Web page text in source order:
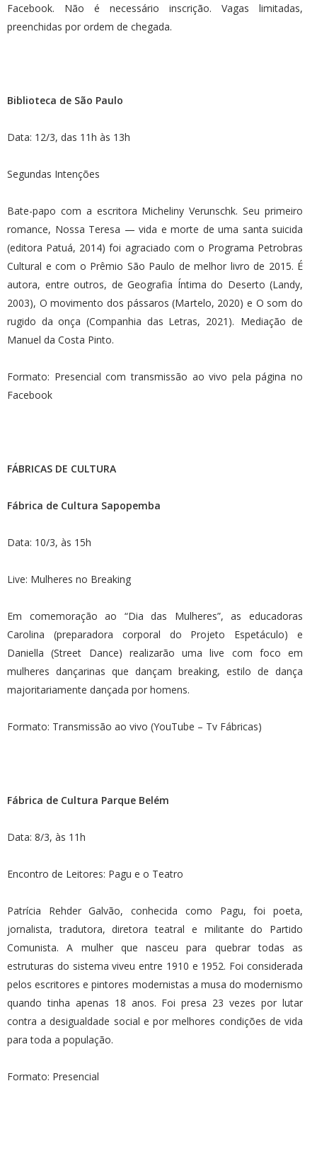
Facebook. Não é necessário inscrição. Vagas limitadas,
preenchidas por ordem de chegada.
Biblioteca de São Paulo
Data: 12/3, das 11h às 13h
Segundas Intenções
Bate-papo com a escritora Micheliny Verunschk. Seu primeiro
romance, Nossa Teresa — vida e morte de uma santa suicida
(editora Patuá, 2014) foi agraciado com o Programa Petrobras
Cultural e com o Prêmio São Paulo de melhor livro de 2015. É
autora, entre outros, de Geografia Íntima do Deserto (Landy,
2003), O movimento dos pássaros (Martelo, 2020) e O som do
rugido da onça (Companhia das Letras, 2021). Mediação de
Manuel da Costa Pinto.
Formato: Presencial com transmissão ao vivo pela página no
Facebook
FÁBRICAS DE CULTURA
Fábrica de Cultura Sapopemba
Data: 10/3, às 15h
Live: Mulheres no Breaking
Em comemoração ao “Dia das Mulheres”, as educadoras
Carolina (preparadora corporal do Projeto Espetáculo) e
Daniella (Street Dance) realizarão uma live com foco em
mulheres dançarinas que dançam breaking, estilo de dança
majoritariamente dançada por homens.
Formato: Transmissão ao vivo (YouTube – Tv Fábricas)
Fábrica de Cultura Parque Belém
Data: 8/3, às 11h
Encontro de Leitores: Pagu e o Teatro
Patrícia Rehder Galvão, conhecida como Pagu, foi poeta,
jornalista, tradutora, diretora teatral e militante do Partido
Comunista. A mulher que nasceu para quebrar todas as
estruturas do sistema viveu entre 1910 e 1952. Foi considerada
pelos escritores e pintores modernistas a musa do modernismo
quando tinha apenas 18 anos. Foi presa 23 vezes por lutar
contra a desigualdade social e por melhores condições de vida
para toda a população.
Formato: Presencial